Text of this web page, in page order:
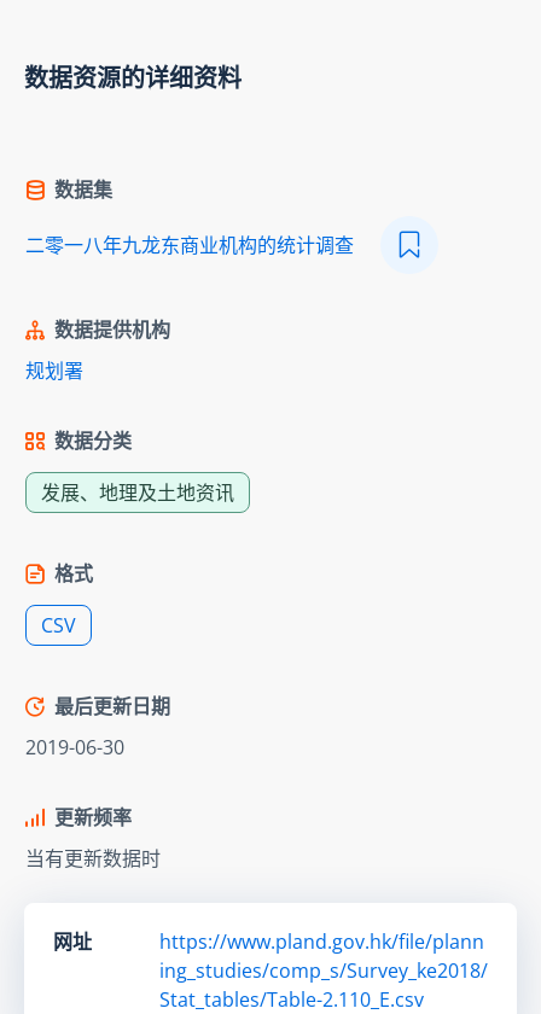
数据资源的详细资料
数据集
二零一八年九龙东商业机构的统计调查
数据提供机构
规划署
数据分类
发展、地理及土地资讯
格式
CSV
最后更新日期
2019-06-30
更新频率
当有更新数据时
网址
https://www.pland.gov.hk/file/plann
ing_studies/comp_s/Survey_ke2018/
Stat_tables/Table-2.110_E.csv